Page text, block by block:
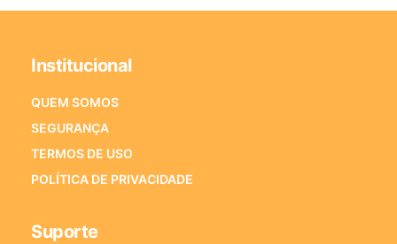
Institucional
QUEM SOMOS
SEGURANÇA
TERMOS DE USO
POLÍTICA DE PRIVACIDADE
Suporte